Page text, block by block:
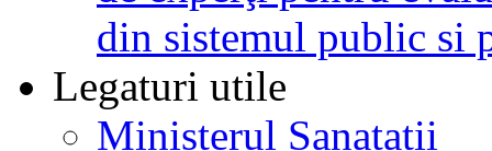
din sistemul public si
Legaturi utile
Ministerul Sanatatii